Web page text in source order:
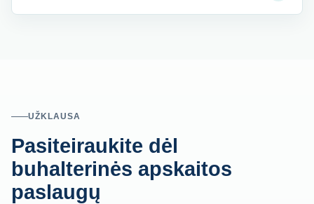
UŽKLAUSA
Pasiteiraukite dėl
buhalterinės apskaitos
paslaugų